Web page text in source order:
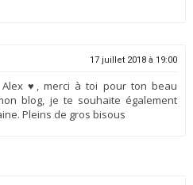
17 juillet 2018 à 19:00
♥, merci à toi pour ton beau
blog, je te souhaite également
Pleins de gros bisous